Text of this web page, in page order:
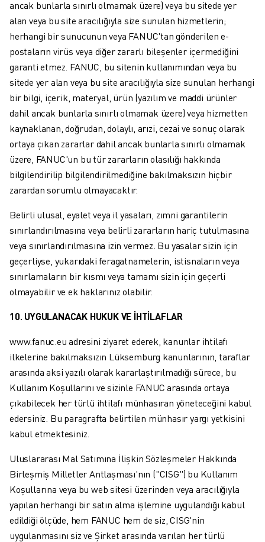
ancak bunlarla sınırlı olmamak üzere) veya bu sitede yer
alan veya bu site aracılığıyla size sunulan hizmetlerin;
herhangi bir sunucunun veya FANUC'tan gönderilen e-
postaların virüs veya diğer zararlı bileşenler içermediğini
garanti etmez. FANUC, bu sitenin kullanımından veya bu
sitede yer alan veya bu site aracılığıyla size sunulan herhangi
bir bilgi, içerik, materyal, ürün (yazılım ve maddi ürünler
dahil ancak bunlarla sınırlı olmamak üzere) veya hizmetten
kaynaklanan, doğrudan, dolaylı, arızi, cezai ve sonuç olarak
ortaya çıkan zararlar dahil ancak bunlarla sınırlı olmamak
üzere, FANUC'un bu tür zararların olasılığı hakkında
bilgilendirilip bilgilendirilmediğine bakılmaksızın hiçbir
zarardan sorumlu olmayacaktır.
Belirli ulusal, eyalet veya il yasaları, zımni garantilerin
sınırlandırılmasına veya belirli zararların hariç tutulmasına
veya sınırlandırılmasına izin vermez. Bu yasalar sizin için
geçerliyse, yukarıdaki feragatnamelerin, istisnaların veya
sınırlamaların bir kısmı veya tamamı sizin için geçerli
olmayabilir ve ek haklarınız olabilir.
10. UYGULANACAK HUKUK VE İHTİLAFLAR
www.fanuc.eu adresini ziyaret ederek, kanunlar ihtilafı
ilkelerine bakılmaksızın Lüksemburg kanunlarının, taraflar
arasında aksi yazılı olarak kararlaştırılmadığı sürece, bu
Kullanım Koşullarını ve sizinle FANUC arasında ortaya
çıkabilecek her türlü ihtilafı münhasıran yöneteceğini kabul
edersiniz. Bu paragrafta belirtilen münhasır yargı yetkisini
kabul etmektesiniz.
Uluslararası Mal Satımına İlişkin Sözleşmeler Hakkında
Birleşmiş Milletler Antlaşması'nın ("CISG") bu Kullanım
Koşullarına veya bu web sitesi üzerinden veya aracılığıyla
yapılan herhangi bir satın alma işlemine uygulandığı kabul
edildiği ölçüde, hem FANUC hem de siz, CISG'nin
uygulanmasını siz ve Şirket arasında varılan her türlü